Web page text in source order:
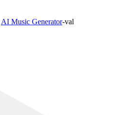
AI Music Generator-val